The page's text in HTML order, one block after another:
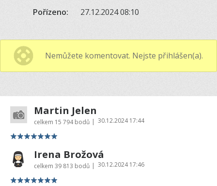
Pořízeno:
27.12.2024 08:10
Nemůžete komentovat. Nejste přihlášen(a).
Martin Jelen
celkem 15 794 bodů | 30.12.2024 17:44
Irena Brožová
celkem 39 813 bodů | 30.12.2024 17:46